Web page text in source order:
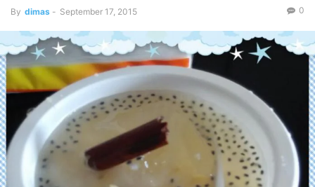
By dimas - September 17, 2015 0